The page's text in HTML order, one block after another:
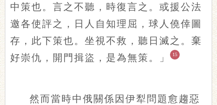
中策也。言之不聽，時復言之。或援公法
邀各使評之，日人自知理屈，球人僥倖圖
存，此下策也。坐視不救，聽日滅之。棄
好崇仇，開門揖盜，是為無策。」
15
然而當時中俄關係因伊犁問題愈趨惡